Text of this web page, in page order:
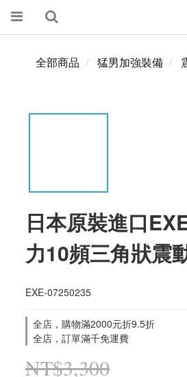
全部商品 猛男加強裝備
日本原裝進口
力10頻三角狀震
EXE-07250235
全店，購物滿2000元折9.5折
全店，訂單滿千免運費
NT$3,300